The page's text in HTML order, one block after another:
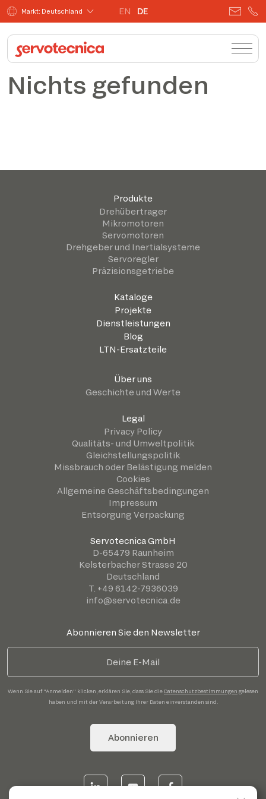
Markt: Deutschland EN DE
Nichts gefunden
Produkte
Drehübertrager
Mikromotoren
Servomotoren
Drehgeber und Inertialsysteme
Servoregler
Präzisionsgetriebe
Kataloge
Projekte
Dienstleistungen
Blog
LTN-Ersatzteile
Über uns
Geschichte und Werte
Legal
Privacy Policy
Qualitäts- und Umweltpolitik
Gleichstellungspolitik
Missbrauch oder Belästigung melden
Cookies
Allgemeine Geschäftsbedingungen
Impressum
Entsorgung Verpackung
Servotecnica GmbH
D-65479 Raunheim
Kelsterbacher Strasse 20
Deutschland
T. +49 6142-7936039
info@servotecnica.de
Abonnieren Sie den Newsletter
Wenn Sie auf "Anmelden" klicken, erklären Sie, dass Sie die Datenschutzbestimmungen gelesen
haben und mit der Verarbeitung Ihrer Daten einverstanden sind.
Abonnieren